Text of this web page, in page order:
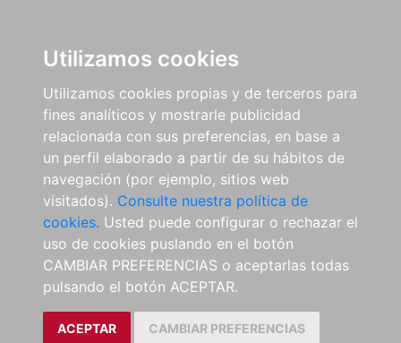
Utilizamos cookies
Utilizamos cookies propias y de terceros para
fines analíticos y mostrarle publicidad
relacionada con sus preferencias, en base a
un perfil elaborado a partir de su hábitos de
navegación (por ejemplo, sitios web
visitados). Consulte nuestra política de
cookies. Usted puede configurar o rechazar el
uso de cookies puslando en el botón
CAMBIAR PREFERENCIAS o aceptarlas todas
pulsando el botón ACEPTAR.
ACEPTAR CAMBIAR PREFERENCIAS